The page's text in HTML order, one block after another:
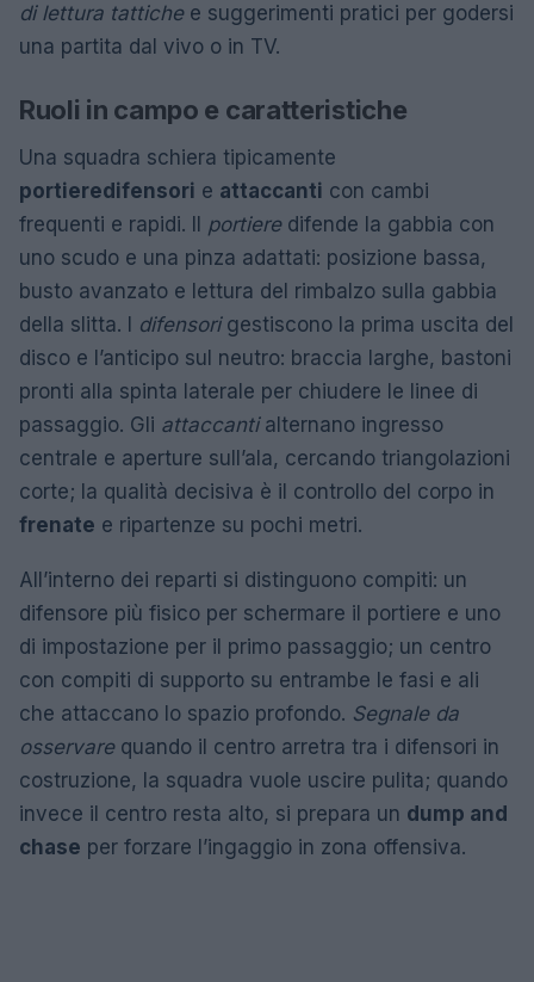
di lettura tattichee suggerimenti pratici per godersi
una partita dal vivo o in TV.
Ruoli in campo e caratteristiche
Una squadra schiera tipicamente
portieredifensori e attaccanti con cambi
frequenti e rapidi. Il portieredifende la gabbia con
uno scudo e una pinza adattati: posizione bassa,
busto avanzato e lettura del rimbalzo sulla gabbia
della slitta. I difensorigestiscono la prima uscita del
disco e l’anticipo sul neutro: braccia larghe, bastoni
pronti alla spinta laterale per chiudere le linee di
passaggio. Gli attaccantialternano ingresso
centrale e aperture sull’ala, cercando triangolazioni
corte; la qualità decisiva è il controllo del corpo in
frenate e ripartenze su pochi metri.
All’interno dei reparti si distinguono compiti: un
difensore più fisico per schermare il portiere e uno
di impostazione per il primo passaggio; un centro
con compiti di supporto su entrambe le fasi e ali
che attaccano lo spazio profondo. Segnale da
osservarequando il centro arretra tra i difensori in
costruzione, la squadra vuole uscire pulita; quando
invece il centro resta alto, si prepara un dump and
chase per forzare l’ingaggio in zona offensiva.